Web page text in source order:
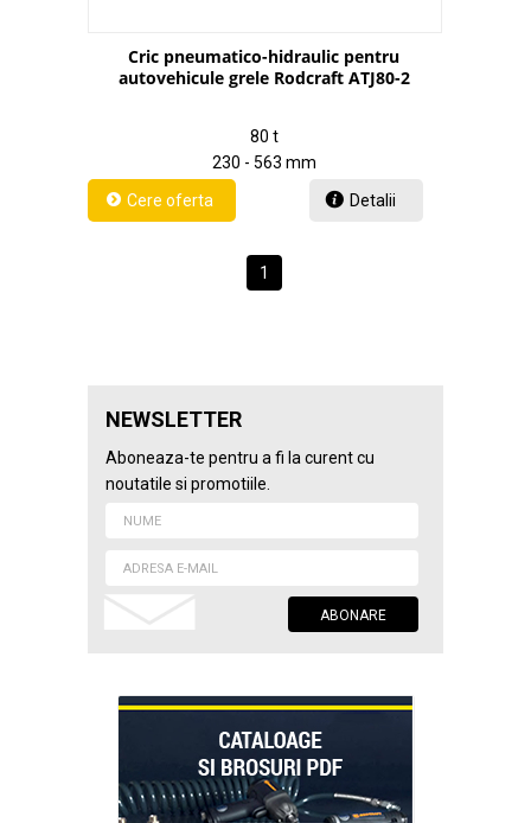
Cric pneumatico-hidraulic pentru
autovehicule grele Rodcraft ATJ80-2
80 t
230 - 563 mm
Detalii
1
NEWSLETTER
Aboneaza-te pentru a fi la curent cu
noutatile si promotiile.